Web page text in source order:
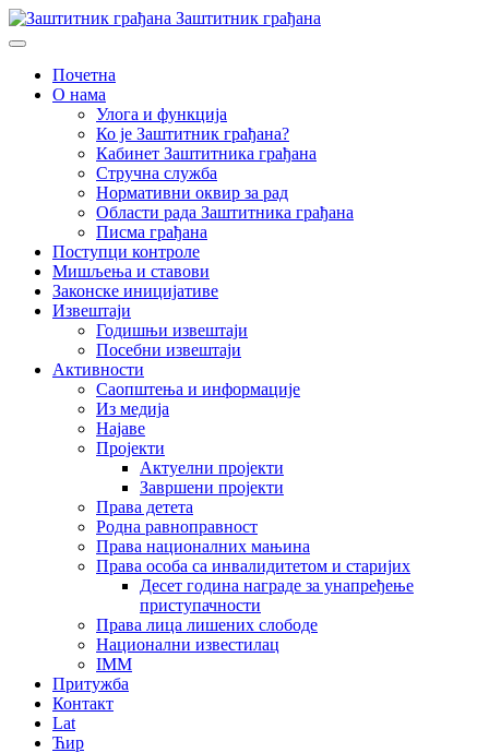
Заштитник грађана
Почетна
О нама
Улога и функција
Ко је Заштитник грађана?
Кабинет Заштитника грађана
Стручна служба
Нормативни оквир за рад
Области рада Заштитника грађана
Писма грађана
Поступци контроле
Мишљења и ставови
Законске иницијативе
Извештаји
Годишњи извештаји
Посебни извештаји
Активности
Саопштења и информације
Из медија
Најаве
Пројекти
Актуелни пројекти
Завршени пројекти
Права детета
Родна равноправност
Права националних мањина
Права особа са инвалидитетом и старијих
Десет година награде за унапређење
приступачности
Права лица лишених слободе
Национални известилац
IMM
Притужба
Контакт
Lat
Ћир